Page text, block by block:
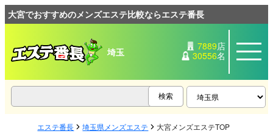
大宮でおすすめのメンズエステ比較ならエステ番長
埼玉 7889店
30556名
エステ番長 埼玉県メンズエステ 大宮メンズエステTOP